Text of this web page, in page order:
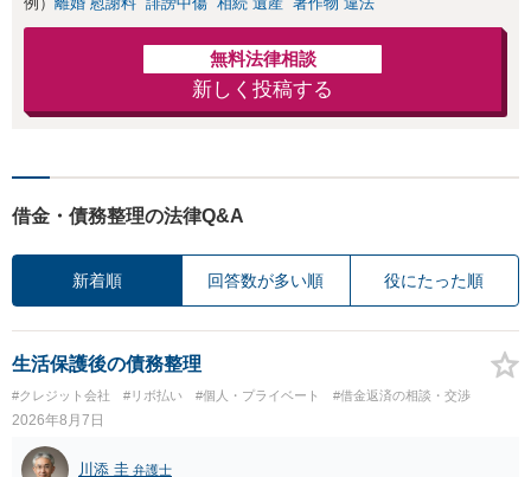
無料法律相談
新しく投稿する
借金・債務整理の法律Q&A
新着順 回答数が多い順 役にたった順
生活保護後の債務整理
#クレジット会社 #リボ払い #個人・プライベート #借金返済の相談・交渉
2026年8月7日
川添 圭 弁護士